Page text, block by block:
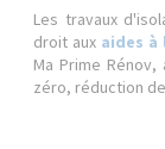
Les travaux
droit aux aides
Ma Prime
zéro, réduction